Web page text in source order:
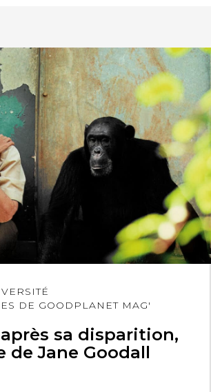
DE GOODPLANET MAG'
sa disparition,
de Jane Goodall